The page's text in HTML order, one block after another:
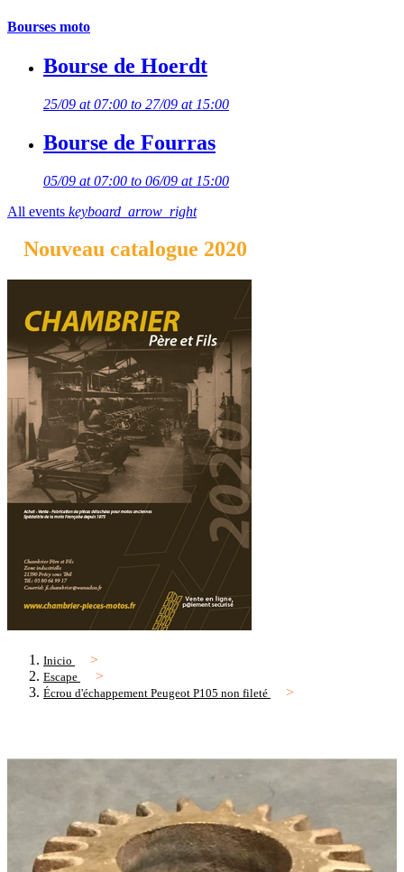
Bourses moto
Bourse de Hoerdt
25/09 at 07:00 to 27/09 at 15:00
Bourse de Fourras
05/09 at 07:00 to 06/09 at 15:00
All events keyboard_arrow_right
Nouveau catalogue 2020
Inicio
Escape
Écrou d'échappement Peugeot P105 non fileté